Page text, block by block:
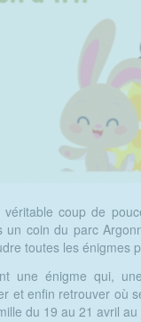
coup de
un coin du parc
toutes les
une énigme qui,
et enfin retrouver où
du 19 au 21 avril